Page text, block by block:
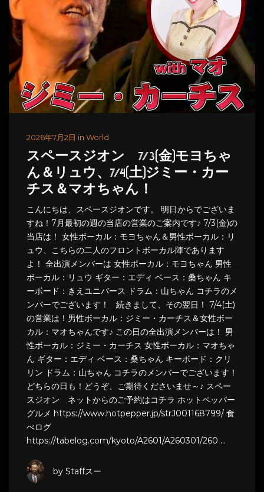
2026年7月2日 in World
スペースジオン 7/3(金)モヨちゃ
ん＆リュウ、7/4(土)ジミー・カー
チス＆マオちゃん！
こんにちは、スペースジオンです。 明日からでございま
すね！7月最初の週の当店の営業のご案内です♪ 7/3(金)の
当店は！ 女性ボーカル：モヨちゃん＆男性ボーカル：リ
ュウ、こちらの二人のフロントボーカル陣であります
よ！ 全出演メンバーは 女性ボーカル：モヨちゃん 男性
ボーカル：リュウ ギター：エディ ベース：桑ちゃん キ
ーボード：きえユニバース ドラム：山ちゃん コチラのメ
ンバーでございます！ 続きまして、その翌日！ 7/4(土)
の営業は！男性ボーカル：ジミー・カーチス＆女性ボー
カル：マオちゃんです♪ この日の全出演メンバーは！ 男
性ボーカル：ジミー・カーチス 女性ボーカル：マオちゃ
ん ギター：エディ ベース：桑ちゃん キーボード：クリ
リン ドラム：山ちゃん コチラのメンバーでございます！
どちらの日も！どうぞ、ご期待くださいませ～♪ スペー
スジオン ネットからのご予約はコチラ ホットペッパー
グルメ https://www.hotpepper.jp/strJ001168799/ 食
べログ
https://tabelog.com/kyoto/A2601/A260301/260 …
by Staffスー